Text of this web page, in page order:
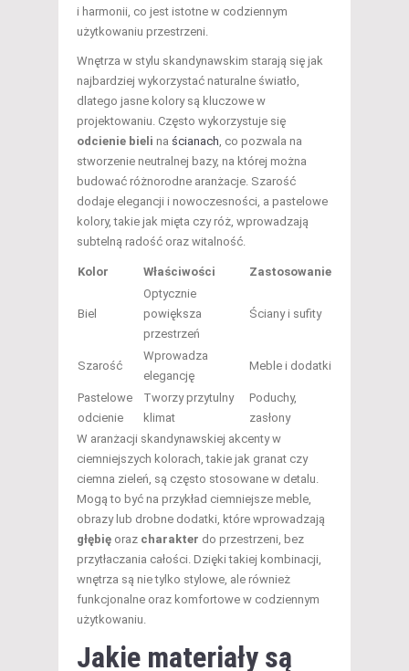
i harmonii, co jest istotne w codziennym
użytkowaniu przestrzeni.
Wnętrza w stylu skandynawskim starają się jak
najbardziej wykorzystać naturalne światło,
dlatego jasne kolory są kluczowe w
projektowaniu. Często wykorzystuje się
odcienie bieli na ścianach, co pozwala na
stworzenie neutralnej bazy, na której można
budować różnorodne aranżacje. Szarość
dodaje elegancji i nowoczesności, a pastelowe
kolory, takie jak mięta czy róż, wprowadzają
subtelną radość oraz witalność.
Kolor Właściwości Zastosowanie
Biel
Optycznie
powiększa
przestrzeń
Ściany i sufity
Szarość
Wprowadza
elegancję
Meble i dodatki
Pastelowe
odcienie
Tworzy przytulny
klimat
Poduchy,
zasłony
W aranżacji skandynawskiej akcenty w
ciemniejszych kolorach, takie jak granat czy
ciemna zieleń, są często stosowane w detalu.
Mogą to być na przykład ciemniejsze meble,
obrazy lub drobne dodatki, które wprowadzają
głębię oraz charakter do przestrzeni, bez
przytłaczania całości. Dzięki takiej kombinacji,
wnętrza są nie tylko stylowe, ale również
funkcjonalne oraz komfortowe w codziennym
użytkowaniu.
Jakie materiały są